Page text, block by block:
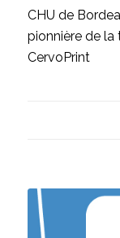
CHU de
pionnière de
CervoPrint